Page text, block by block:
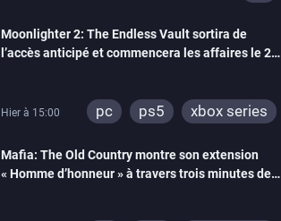
Moonlighter 2: The Endless Vault sortira de
l’accès anticipé et commencera les affaires le 2
Hier à 15:00 pc ps5 xbox series
Mafia: The Old Country montre son extension
« Homme d’honneur » à travers trois minutes de